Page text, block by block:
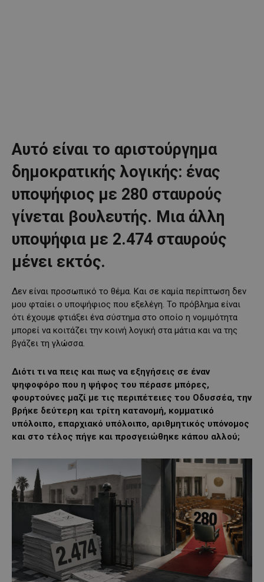
Αυτό είναι το αριστούργημα
δημοκρατικής λογικής: ένας
υποψήφιος με 280 σταυρούς
γίνεται βουλευτής. Μια άλλη
υποψήφια με 2.474 σταυρούς
μένει εκτός.
Δεν είναι προσωπικό το θέμα. Και σε καμία περίπτωση δεν
μου φταίει ο υποψήφιος που εξελέγη. Το πρόβλημα είναι
ότι έχουμε φτιάξει ένα σύστημα στο οποίο η νομιμότητα
μπορεί να κοιτάζει την κοινή λογική στα μάτια και να της
βγάζει τη γλώσσα.
Διότι τι να πεις και πως να εξηγήσεις σε έναν
ψηφοφόρο που η ψήφος του πέρασε μπόρες,
φουρτούνες μαζί με τις περιπέτειες του Οδυσσέα, την
βρήκε δεύτερη και τρίτη κατανομή, κομματικό
υπόλοιπο, επαρχιακό υπόλοιπο, αριθμητικός υπόνομος
και στο τέλος πήγε και προσγειώθηκε κάπου αλλού;